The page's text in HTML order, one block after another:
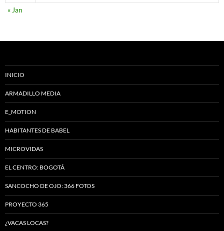
« Jan
INICIO
ARMADILLO MEDIA
E_MOTION
HABITANTES DE BABEL
MICROVIDAS
EL CENTRO: BOGOTÁ
SANCOCHO DE OJO: 366 FOTOS
PROYECTO 365
¿VACAS LOCAS?